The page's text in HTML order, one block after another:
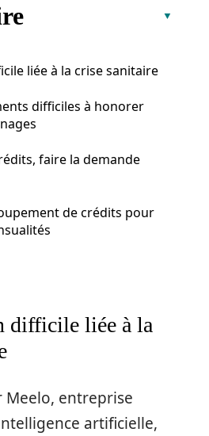
liée à la crise sanitaire
difficiles à honorer
faire la demande
de crédits pour
difficile liée à la
Meelo, entreprise
artificielle,